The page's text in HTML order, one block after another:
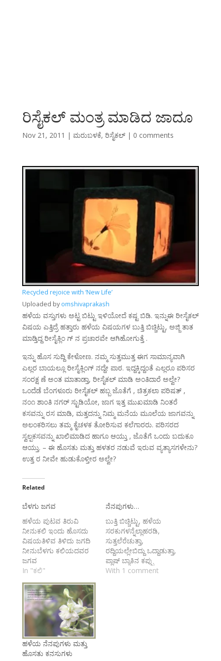
ರಿಸೈಕಲ್ ಮಂತ್ರ ಮಾಡಿದ ಜಾದೂ
Nov 21, 2011 | ಮರುಬಳಕೆ, ರಿಸೈಕಲ್| 0 comments
Recycled rejoice with ‘New Life’
Uploaded by omshivaprakash
ಹಳೆಯ ವಸ್ತುಗಳು ಅಟ್ಟ ಬಿಟ್ಟು ಇಳಿಯೋದೆ ಕಷ್ಟ ಬಿಡಿ. ಇನ್ನುಈ ರೀಸೈಕಲ್
ವಿಷಯ ಎತ್ತಿದ್ರೆ ಹತ್ತಾರು ಹಳೆಯ ವಿಷಯಗಳ ಬುತ್ತಿ ಬಿಚ್ಚಿಟ್ಟು, ಅಜ್ಜಿ ತಾತ
ಮಾಡ್ತಿದ್ದ ರೀಸೈಕ್ಲಿಂ ಗ್ ನ ಪ್ರಚಾರವೇ ಆಗಿಹೋಗುತ್ತೆ .
ಇನ್ನು ಹೊಸ ಸುದ್ದಿ ಕೇಳೋಣ. ನಮ್ಮ ಸುತ್ತಮುತ್ತ ಈಗ ಸಾಮಾನ್ಯವಾಗಿ
ಎಲ್ಲರ ಬಾಯಲ್ಲೂ ರೀಸೈಕ್ಲಿಂಗ್ ನದ್ದೇ ಪಾಠ. ಇದ್ದಕ್ಕಿದ್ದಂತೆ ಎಲ್ಲರೂ ಪರಿಸರ
ಸಂರಕ್ಷ ಣೆ ಅಂತ ಮಾತಾಡ್ತಾ, ರೀಸೈಕಲ್ ಮಾಡಿ ಅಂತಿದಾರೆ ಅಲ್ವೇ?
ಒಂದೆಡೆ ಬೆಂಗಳೂರು ರೀಸೈಕಲ್ ಹಬ್ಬ ಜೊತೆಗೆ , ಚಿತ್ರಕಲಾ ಪರಿಷತ್ ,
ನಂ೧ ಶಾಂತಿ ನಗರ್ ಸ್ಟುಡಿಯೋ, ಜಾಗ ಇತ್ತ ಮುಖಮಾಡಿ ನಿಂತರೆ
ಕಸವನ್ನು ರಸ ಮಾಡಿ, ಮತ್ತದನ್ನು ನಿಮ್ಮ ಮನೆಯ ಮೂಲೆಯ ಜಾಗವನ್ನು
ಅಲಂಕರಿಸಲು ತಮ್ಮ ಕೈಚಳಕ ತೋರಿಸುವ ಕಲೆಗಾರರು. ಪರಿಸರದ
ಸ್ವಲ್ಪಕಸವನ್ನು ಖಾಲಿಮಾಡಿದ ಹಾಗೂ ಆಯ್ತು , ಜೊತೆಗೆ ಒಂದು ಬದುಕೂ
ಆಯ್ತು. – ಈ ಹೊಸತು‌ ಮತ್ತು ಹಳತರ ನಡುವೆ ಇರುವ ವ್ಯತ್ಯಾಸಗಳೇನು?
ಉತ್ತ ರ ನೀವೇ ಹುಡುಕೊಳ್ತೀರ ಅಲ್ವೇ?
Related
ಬೆಳಗು ಜಗವ
ಹಳೆಯ ಪುಟವ ತಿರುವಿ
ನೀನುಕಲಿ ಇಂದು ಹೊಸದು
ವಿಷಯತಿಳಿವ ತಿಳಿದು ಜಗದಿ
ನೀನುಬೆಳಗು ಕಲಿಯದವರ
ಜಗವ
In "ಕಲಿ"
ನೆನಪುಗಳು…
ಬುತ್ತಿ ಬಿಚ್ಚಿಟ್ಟು, ಹಳೆಯ
ಸರಕುಗಳನ್ನೆಲ್ಲಾಹರಡಿ,
ಸುತ್ತಲೆರೆಚುತ್ತಾ,
ರದ್ದಿಯಲ್ಲೇಬಿದ್ದು ಒದ್ದಾಡುತ್ತಾ,
ಪ್ಲಾಷ್ ಬ್ಯಾಕಿನ ಕಪ್ಪು
ಬಿಳುಪನು ಬಿಟ್ಟು ಹೊರಬಂದು
With 1 comment
ಹಳೆಯ ನೆನಪುಗಳು ಮತ್ತು
ಹೊಸತು ಕನಸುಗಳು